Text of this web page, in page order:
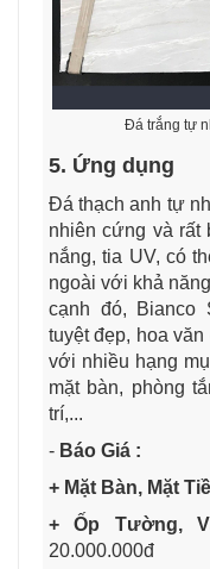
Đá trắng tự
5. Ứng dụng
Đá thạch anh tự
nhiên cứng và rất
nắng, tia UV, có
ngoài với khả
cạnh đó, Bianco
tuyệt đẹp, hoa
với nhiều hạng
mặt bàn, phòng
trí,...
- Báo Giá :
+ Mặt Bàn, Mặt
+ Ốp Tường,
20.000.000đ